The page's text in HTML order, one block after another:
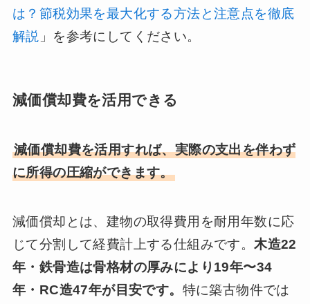
は？節税効果を最大化する方法と注意点を徹底
解説 」を参考にしてください。
減価償却費を活用できる
減価償却費を活用すれば、実際の支出を伴わず
に所得の圧縮ができます。
減価償却とは、建物の取得費用を耐用年数に応
じて分割して経費計上する仕組みです。木造22
年・鉄骨造は骨格材の厚みにより19年〜34
年・RC造47年が目安です。 特に築古物件では